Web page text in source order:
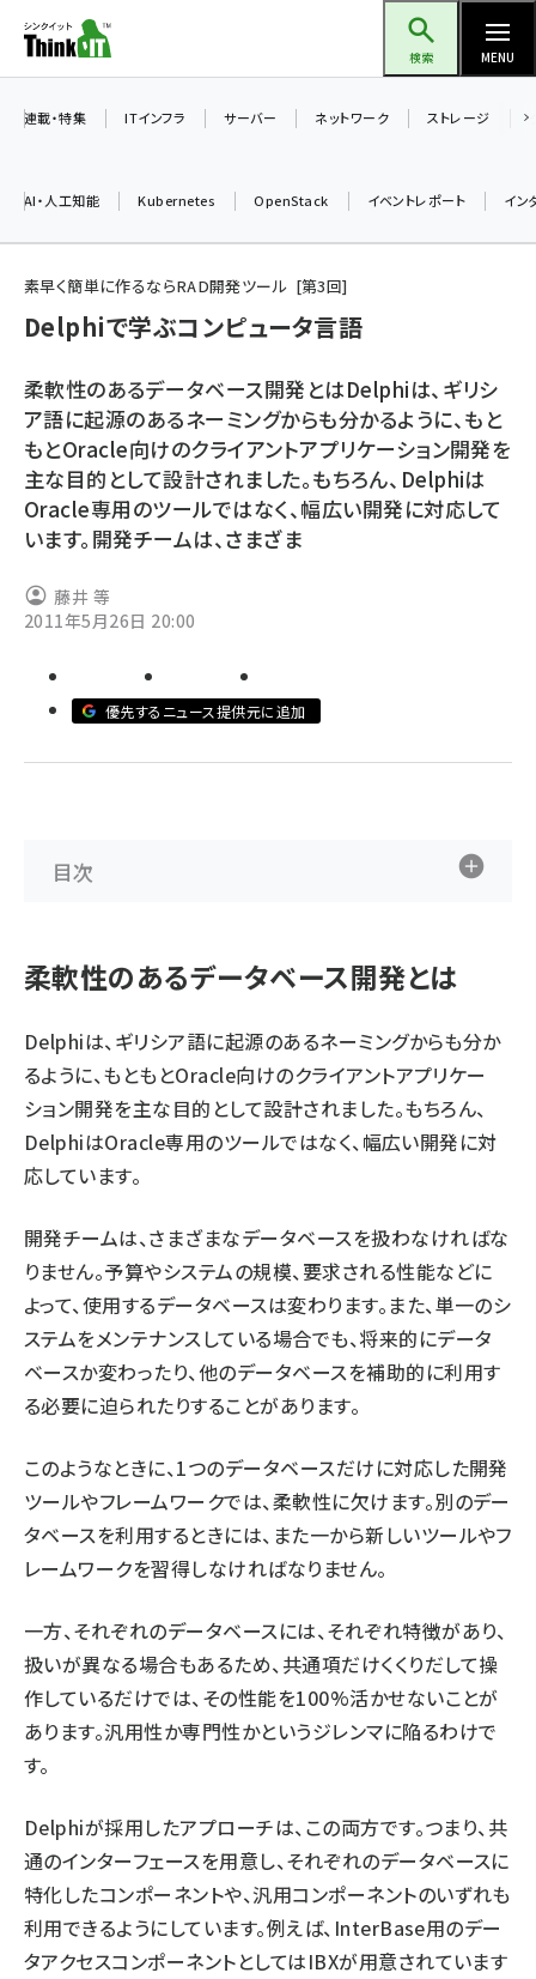
ン
ツ
検索 MENU
加藤銘のチーム貢献～仲間と築いた勝利の絆～ (2308)
北海道をのんびり旅する晴山佳須夫のヒント集！ (2025)
drupal (1947)
genai (1477)
abc123 (1352)
連載・特集 ITインフラ サーバー ネットワーク ストレージ
AI・人工知能 Kubernetes OpenStack イベントレポート イン
素早く簡単に作るならRAD開発ツール 第3回
Delphiで学ぶコンピュータ言語
柔軟性のあるデータベース開発とはDelphiは、ギリシ
ア語に起源のあるネーミングからも分かるように、もと
もとOracle向けのクライアントアプリケーション開発を
主な目的として設計されました。もちろん、Delphiは
Oracle専用のツールではなく、幅広い開発に対応して
います。開発チームは、さまざま
藤井 等
2011年5月26日 20:00
優先するニュース提供元に追加
目次
柔軟性のあるデータベース開発とは
Delphiは、ギリシア語に起源のあるネーミングからも分か
るように、もともとOracle向けのクライアントアプリケー
ション開発を主な目的として設計されました。もちろん、
DelphiはOracle専用のツールではなく、幅広い開発に対
応しています。
開発チームは、さまざまなデータベースを扱わなければな
りません。予算やシステムの規模、要求される性能などに
よって、使用するデータベースは変わります。また、単一のシ
ステムをメンテナンスしている場合でも、将来的にデータ
ベースか変わったり、他のデータベースを補助的に利用す
る必要に迫られたりすることがあります。
このようなときに、1つのデータベースだけに対応した開発
ツールやフレームワークでは、柔軟性に欠けます。別のデー
タベースを利用するときには、また一から新しいツールやフ
レームワークを習得しなければなりません。
一方、それぞれのデータベースには、それぞれ特徴があり、
扱いが異なる場合もあるため、共通項だけくくりだして操
作しているだけでは、その性能を100%活かせないことが
あります。汎用性か専門性かというジレンマに陥るわけで
す。
Delphiが採用したアプローチは、この両方です。つまり、共
通のインターフェースを用意し、それぞれのデータベースに
特化したコンポーネントや、汎用コンポーネントのいずれも
利用できるようにしています。例えば、InterBase用のデー
タアクセスコンポーネントとしてはIBXが用意されています